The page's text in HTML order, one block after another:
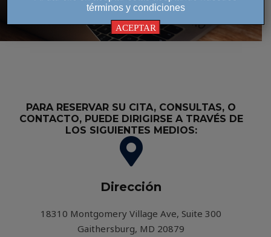
PARA RESERVAR SU CITA, CONSULTAS, O
CONTACTO, PUEDE DIRIGIRSE A TRAVÉS DE
LOS SIGUIENTES MEDIOS:
Dirección
18310 Montgomery Village Ave, Suite 300
Gaithersburg, MD 20879
términos y condiciones
ACEPTAR